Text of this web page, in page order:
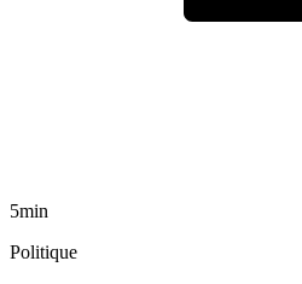
5min
Politique